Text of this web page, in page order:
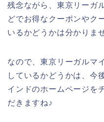
残念ながら、東京リーガ
どでお得なクーポンやク
いるかどうかは分かりま
なので、東京リーガルマ
しているかどうかは、今
インドのホームページを
だきますね♪